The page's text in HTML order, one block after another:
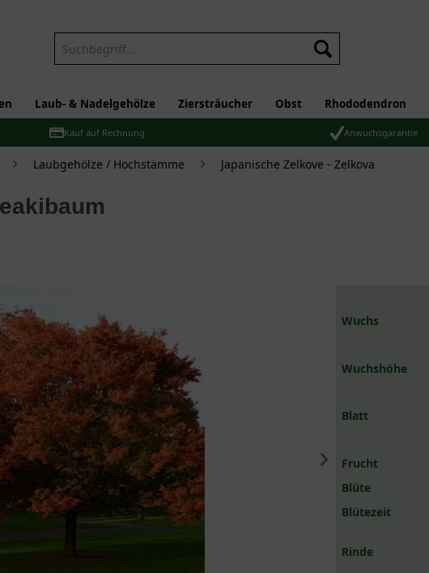
Laub- & Nadelgehölze Ziersträucher Obst Rhododendron
Kauf auf Rechnung Anwuchsgarantie
Laubgehölze / Hochstämme Japanische Zelkove - Zelkova
Wuchs
Wuchshöhe
Blatt
Frucht
Blüte
Blütezeit
Rinde